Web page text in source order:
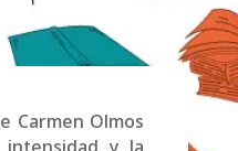
Carmen Olmos